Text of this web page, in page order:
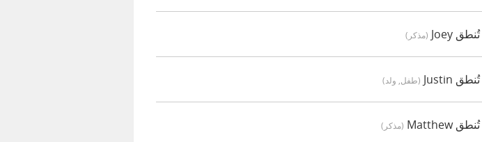
(مذكر)
(طفل, ولد)
(مذكر)